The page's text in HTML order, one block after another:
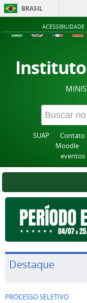
BRASIL
ACESSIBILIDADE
Instituto
SUAP Contato
Moodle
eventos
Destaque
PROCESSO SELETIVO